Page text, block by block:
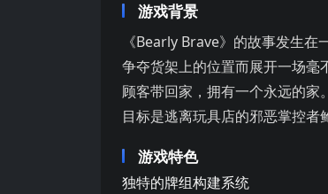
游戏背景
《Bearly Brave》的故事发生在
争夺货架上的位置而展开一场毫
顾客带回家，拥有一个永远的家
目标是逃离玩具店的邪恶掌控者
游戏特色
独特的牌组构建系统